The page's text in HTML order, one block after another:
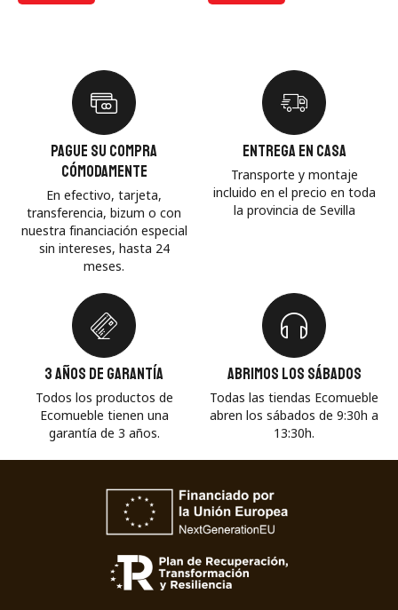
Pague su compra
cómodamente
En efectivo, tarjeta,
transferencia, bizum o con
nuestra financiación especial
sin intereses, hasta 24
meses.
Entrega en casa
Transporte y montaje
incluido en el precio en toda
la provincia de Sevilla
3 años de garantía
Todos los productos de
Ecomueble tienen una
garantía de 3 años.
Abrimos los sábados
Todas las tiendas Ecomueble
abren los sábados de 9:30h a
13:30h.